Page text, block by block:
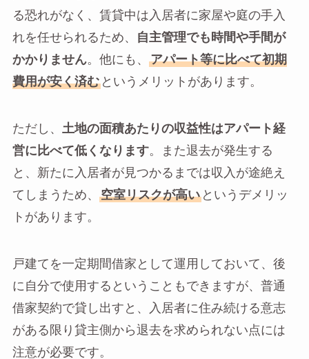
る恐れがなく、賃貸中は入居者に家屋や庭の手入
れを任せられるため、
自主管理でも時間や手間が
かかりません。他にも、
アパート等に比べて初期
費用が安く済むというメリットがあります。
ただし、
土地の面積あたりの収益性はアパート経
営に比べて低くなります。また退去が発生する
と、新たに入居者が見つかるまでは収入が途絶え
てしまうため、
空室リスクが高いというデメリッ
トがあります。
戸建てを一定期間借家として運用しておいて、後
に自分で使用するということもできますが、普通
借家契約で貸し出すと、入居者に住み続ける意志
がある限り貸主側から退去を求められない点には
注意が必要です。